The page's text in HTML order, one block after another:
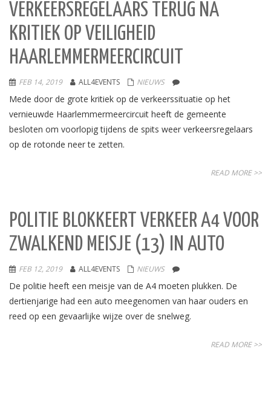
VERKEERSREGELAARS TERUG NA
KRITIEK OP VEILIGHEID
HAARLEMMERMEERCIRCUIT
FEB 14, 2019 ALL4EVENTS NIEUWS
Mede door de grote kritiek op de verkeerssituatie op het
vernieuwde Haarlemmermeercircuit heeft de gemeente
besloten om voorlopig tijdens de spits weer verkeersregelaars
op de rotonde neer te zetten.
READ MORE >>
POLITIE BLOKKEERT VERKEER A4 VOOR
ZWALKEND MEISJE (13) IN AUTO
FEB 12, 2019 ALL4EVENTS NIEUWS
De politie heeft een meisje van de A4 moeten plukken. De
dertienjarige had een auto meegenomen van haar ouders en
reed op een gevaarlijke wijze over de snelweg.
READ MORE >>